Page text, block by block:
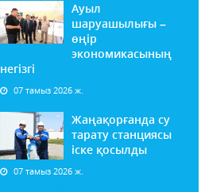
Ауыл
шаруашылығы –
өңір
экономикасының
негізгі
07 тамыз 2026 ж.
Жаңақорғанда су
тарату станциясы
іске қосылды
07 тамыз 2026 ж.